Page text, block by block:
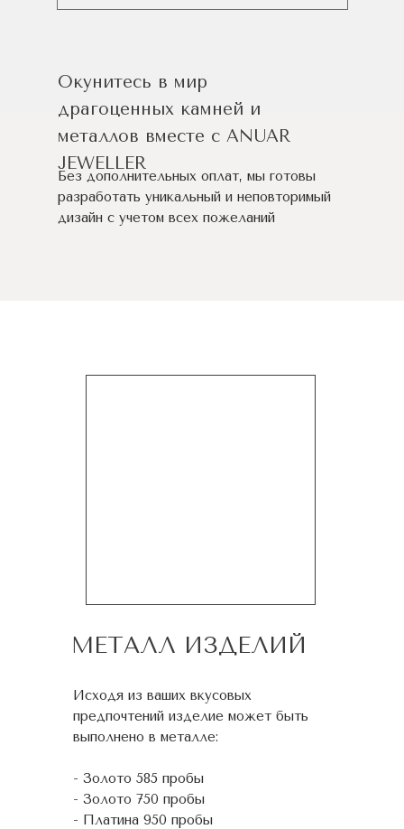
Окунитесь в мир
драгоценных камней и
металлов вместе с ANUAR
JEWELLER
Без дополнительных оплат, мы готовы
разработать уникальный и неповторимый
дизайн c учетом всех пожеланий
МЕТАЛЛ ИЗДЕЛИЙ
Исходя из ваших вкусовых
предпочтений изделие может быть
выполнено в металле:
- Золото 585 пробы
- Золото 750 пробы
- Платина 950 пробы